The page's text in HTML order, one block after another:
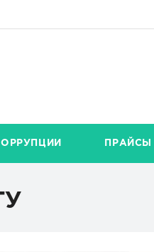
ПРАЙСЫ